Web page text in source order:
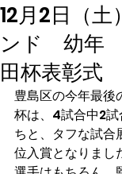
12月2日（
ンド 幼年
田杯表彰式
豊島区の今年最後
杯は、4試合中2
ちと、タフな試合
位入賞となりまし